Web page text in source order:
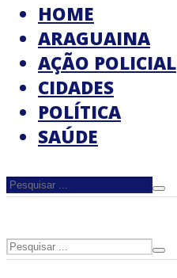
HOME
ARAGUAINA
AÇÃO POLICIAL
CIDADES
POLÍTICA
SAÚDE